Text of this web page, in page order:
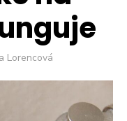
Lorencová